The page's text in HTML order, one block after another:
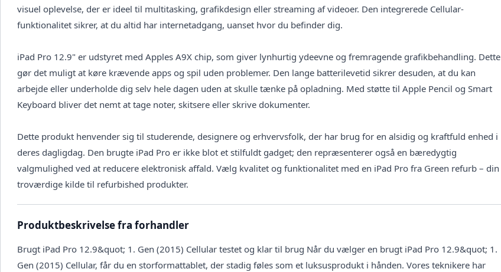
visuel oplevelse, der er ideel til multitasking, grafikdesign eller streaming af videoer. Den integrerede Cellular-
funktionalitet sikrer, at du altid har internetadgang, uanset hvor du befinder dig.
iPad Pro 12.9" er udstyret med Apples A9X chip, som giver lynhurtig ydeevne og fremragende grafikbehandling. Dette
gør det muligt at køre krævende apps og spil uden problemer. Den lange batterilevetid sikrer desuden, at du kan
arbejde eller underholde dig selv hele dagen uden at skulle tænke på opladning. Med støtte til Apple Pencil og Smart
Keyboard bliver det nemt at tage noter, skitsere eller skrive dokumenter.
Dette produkt henvender sig til studerende, designere og erhvervsfolk, der har brug for en alsidig og kraftfuld enhed i
deres dagligdag. Den brugte iPad Pro er ikke blot et stilfuldt gadget; den repræsenterer også en bæredygtig
valgmulighed ved at reducere elektronisk affald. Vælg kvalitet og funktionalitet med en iPad Pro fra Green refurb – din
troværdige kilde til refurbished produkter.
Produktbeskrivelse fra forhandler
Brugt iPad Pro 12.9&quot; 1. Gen (2015) Cellular testet og klar til brug Når du vælger en brugt iPad Pro 12.9&quot; 1.
Gen (2015) Cellular, får du en storformattablet, der stadig føles som et luksusprodukt i hånden. Vores teknikere har